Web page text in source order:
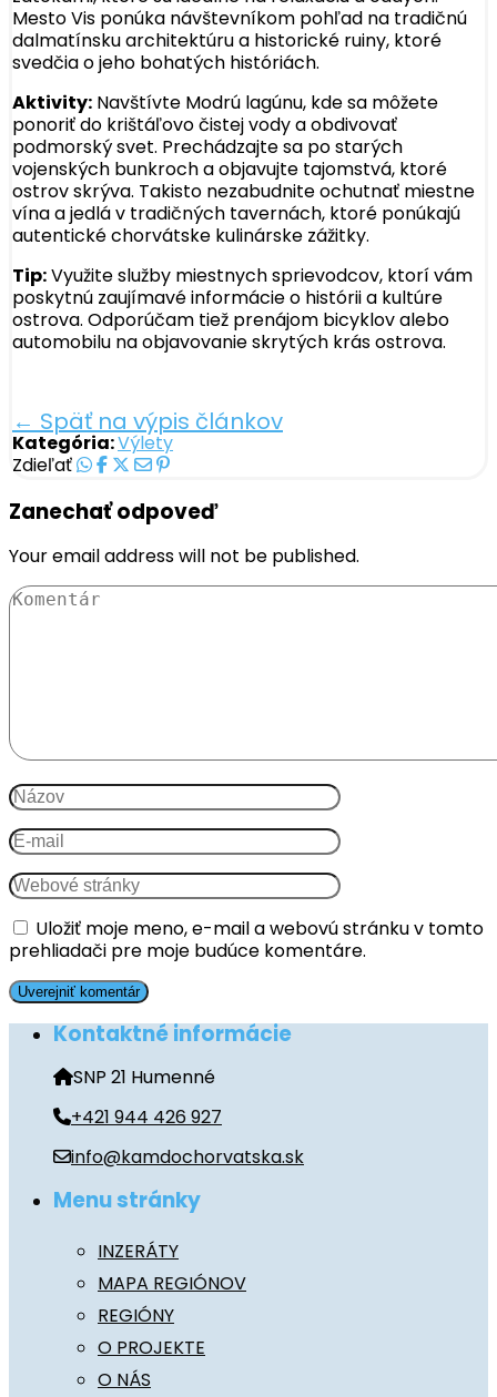
Mesto Vis ponúka návštevníkom pohľad na tradičnú
dalmatínsku architektúru a historické ruiny, ktoré
svedčia o jeho bohatých históriách.
Aktivity: Navštívte Modrú lagúnu, kde sa môžete
ponoriť do krištáľovo čistej vody a obdivovať
podmorský svet. Prechádzajte sa po starých
vojenských bunkroch a objavujte tajomstvá, ktoré
ostrov skrýva. Takisto nezabudnite ochutnať miestne
vína a jedlá v tradičných tavernách, ktoré ponúkajú
autentické chorvátske kulinárske zážitky.
Tip:Využite služby miestnych sprievodcov, ktorí vám
poskytnú zaujímavé informácie o histórii a kultúre
ostrova. Odporúčam tiež prenájom bicyklov alebo
automobilu na objavovanie skrytých krás ostrova.
← Späť na výpis článkov
Kategória:Výlety
Zdieľať
Zanechať odpoveď
Your email address will not be published.
Uložiť moje meno, e-mail a webovú stránku v tomto
prehliadači pre moje budúce komentáre.
Kontaktné informácie
SNP 21 Humenné
+421 944 426 927
info@kamdochorvatska.sk
Menu stránky
INZERÁTY
MAPA REGIÓNOV
REGIÓNY
O PROJEKTE
O NÁS